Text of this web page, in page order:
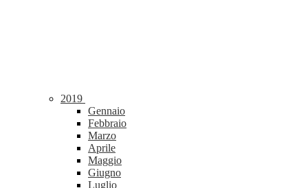
2019
Gennaio
Febbraio
Marzo
Aprile
Maggio
Giugno
Luglio